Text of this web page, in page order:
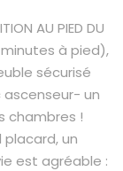
AU PIED DU
(2 minutes à pied),
sécurisé
un
chambres !
un
est agréable :